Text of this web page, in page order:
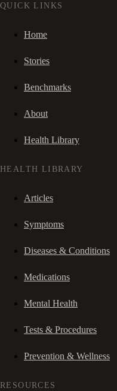
QUICK LINKS
Home
Stories
Benchmarks
About
Health Library
HEALTH LIBRARY
Articles
Symptoms
Diseases & Conditions
Medications
Mental Health
Tests & Procedures
Prevention & Wellness
RESOURCES